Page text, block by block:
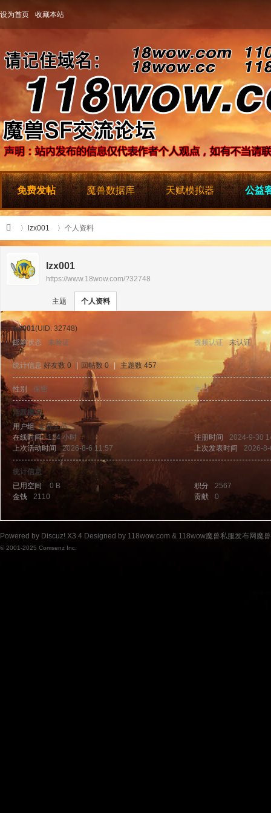
设为首页 收藏本站
免费发帖 魔兽数据库 天赋模拟器 公益
8w
lzx001
›
个人资料
lzx001
https://www.18wow.com/?32748
主题 个人资料
lzx001(UID: 32748)
邮箱状态
未验证 视频认证 未认证
统计信息 好友数 0 回帖数 0 主题数 457
性别 保密 生日 -
活跃概况
用户组金牌会员
在线时间
124 小时 注册时间
2024-9-30
上次活动时间
2026-8-6 11:57 上次发表时间 2026-
统计信息
已用空间
0 B 积分
2567
金钱
2110 贡献 0
Powered by Discuz! X3.4 Designed by 118wow.com & 118wow魔兽私服发布网魔
© 2001-2025 Comsenz Inc.